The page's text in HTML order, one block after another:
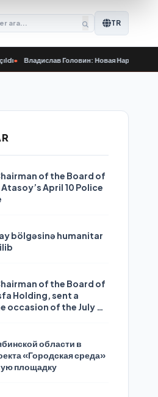
TR
Головин: Новая Народная программа
of the Board of
April 10 Police
bölgəsinə humanitar
of the Board of
Holding, sent a
occasion of the July 24
области в
«Городская среда»
площадку